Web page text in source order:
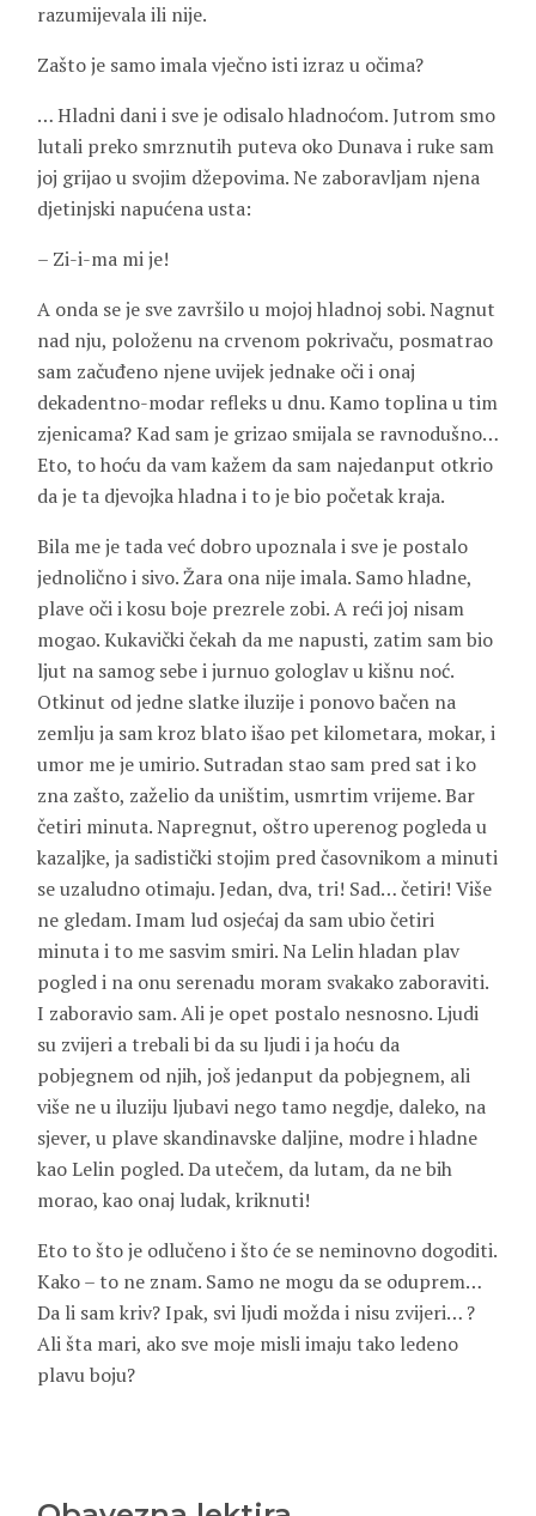
razumijevala ili nije.
Zašto je samo imala vječno isti izraz u očima?
… Hladni dani i sve je odisalo hladnoćom. Jutrom smo
lutali preko smrznutih puteva oko Dunava i ruke sam
joj grijao u svojim džepovima. Ne zaboravljam njena
djetinjski napućena usta:
– Zi-i-ma mi je!
A onda se je sve završilo u mojoj hladnoj sobi. Nagnut
nad nju, položenu na crvenom pokrivaču, posmatrao
sam začuđeno njene uvijek jednake oči i onaj
dekadentno-modar refleks u dnu. Kamo toplina u tim
zjenicama? Kad sam je grizao smijala se ravnodušno…
Eto, to hoću da vam kažem da sam najedanput otkrio
da je ta djevojka hladna i to je bio početak kraja.
Bila me je tada već dobro upoznala i sve je postalo
jednolično i sivo. Žara ona nije imala. Samo hladne,
plave oči i kosu boje prezrele zobi. A reći joj nisam
mogao. Kukavički čekah da me napusti, zatim sam bio
ljut na samog sebe i jurnuo gologlav u kišnu noć.
Otkinut od jedne slatke iluzije i ponovo bačen na
zemlju ja sam kroz blato išao pet kilometara, mokar, i
umor me je umirio. Sutradan stao sam pred sat i ko
zna zašto, zaželio da uništim, usmrtim vrijeme. Bar
četiri minuta. Napregnut, oštro uperenog pogleda u
kazaljke, ja sadistički stojim pred časovnikom a minuti
se uzaludno otimaju. Jedan, dva, tri! Sad… četiri! Više
ne gledam. Imam lud osjećaj da sam ubio četiri
minuta i to me sasvim smiri. Na Lelin hladan plav
pogled i na onu serenadu moram svakako zaboraviti.
I zaboravio sam. Ali je opet postalo nesnosno. Ljudi
su zvijeri a trebali bi da su ljudi i ja hoću da
pobjegnem od njih, još jedanput da pobjegnem, ali
više ne u iluziju ljubavi nego tamo negdje, daleko, na
sjever, u plave skandinavske daljine, modre i hladne
kao Lelin pogled. Da utečem, da lutam, da ne bih
morao, kao onaj ludak, kriknuti!
Eto to što je odlučeno i što će se neminovno dogoditi.
Kako – to ne znam. Samo ne mogu da se oduprem…
Da li sam kriv? Ipak, svi ljudi možda i nisu zvijeri… ?
Ali šta mari, ako sve moje misli imaju tako ledeno
plavu boju?